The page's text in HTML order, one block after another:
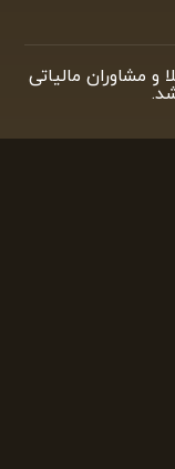
مشاوران مالیاتی